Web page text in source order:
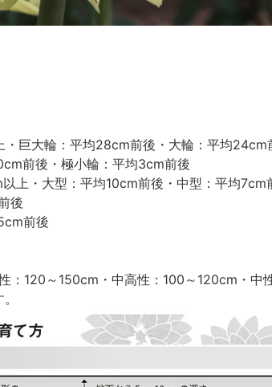
・巨大輪：平均28cm前後・大輪：平均
前後・極小輪：平均3cm前後
以上・大型：平均10cm前後・中型：平均
後
前後
：120～150cm・中高性：100～120cm・